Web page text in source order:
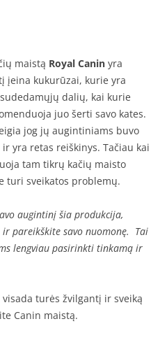
maistą Royal Canin yra
įeina kukurūzai, kurie yra
dalių, kai kurie
juo šerti savo kates.
jog jų augintiniams buvo
yra retas reiškinys. Tačiau kai
tam tikrų kačių maisto
turi sveikatos problemų.
augintinį šia produkcija,
pareikškite savo nuomonę. Tai
lengviau pasirinkti tinkamą ir
turės žvilgantį ir sveiką
Canin maistą.